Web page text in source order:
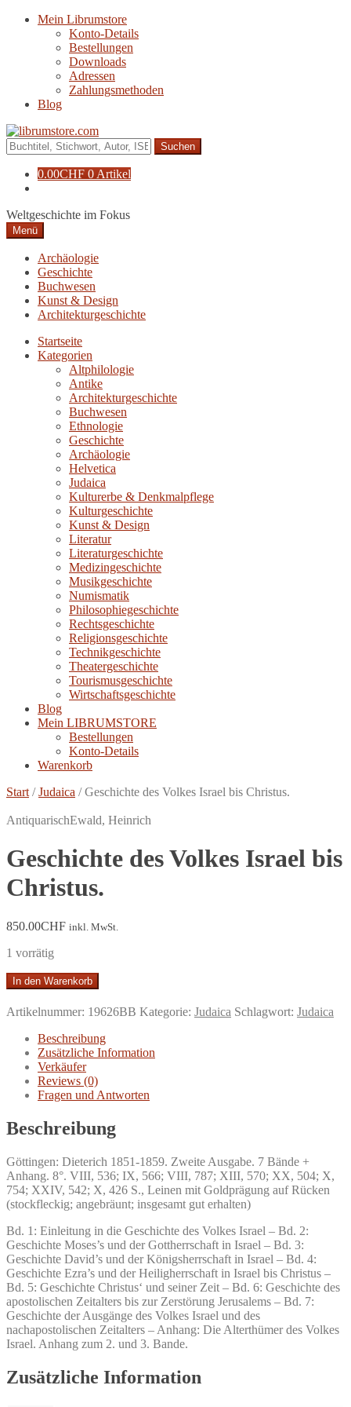
Navigation
Zum
Mein Librumstore
Konto-Details
Bestellungen
Downloads
Adressen
Zahlungsmethoden
Blog
Suche
nach:
0.00CHF 0 Artikel
Weltgeschichte im Fokus
Menü
Archäologie
Geschichte
Buchwesen
Kunst & Design
Architekturgeschichte
Startseite
Kategorien
Altphilologie
Antike
Architekturgeschichte
Buchwesen
Ethnologie
Geschichte
Archäologie
Helvetica
Judaica
Kulturerbe & Denkmalpflege
Kulturgeschichte
Kunst & Design
Literatur
Literaturgeschichte
Medizingeschichte
Musikgeschichte
Numismatik
Philosophiegeschichte
Rechtsgeschichte
Religionsgeschichte
Technikgeschichte
Theatergeschichte
Tourismusgeschichte
Wirtschaftsgeschichte
Blog
Mein LIBRUMSTORE
Bestellungen
Konto-Details
Warenkorb
Start /Judaica /Geschichte des Volkes Israel bis Christus.
AntiquarischEwald, Heinrich
Geschichte des Volkes Israel bis
Christus.
850.00CHF inkl. MwSt.
1 vorrätig
Geschichte
des
Volkes
Christus.
Menge
In den Warenkorb
Artikelnummer: 19626BB Kategorie: Judaica Schlagwort: Judaica
Beschreibung
Zusätzliche Information
Verkäufer
Reviews (0)
Fragen und Antworten
Beschreibung
Göttingen: Dieterich 1851-1859. Zweite Ausgabe. 7 Bände +
Anhang. 8°. VIII, 536; IX, 566; VIII, 787; XIII, 570; XX, 504; X,
754; XXIV, 542; X, 426 S., Leinen mit Goldprägung auf Rücken
(stockfleckig; angebräunt; insgesamt gut erhalten)
Bd. 1: Einleitung in die Geschichte des Volkes Israel – Bd. 2:
Geschichte Moses’s und der Gottherrschaft in Israel – Bd. 3:
Geschichte David’s und der Königsherrschaft in Israel – Bd. 4:
Geschichte Ezra’s und der Heiligherrschaft in Israel bis Christus –
Bd. 5: Geschichte Christus‘ und seiner Zeit – Bd. 6: Geschichte des
apostolischen Zeitalters bis zur Zerstörung Jerusalems – Bd. 7:
Geschichte der Ausgänge des Volkes Israel und des
nachapostolischen Zeitalters – Anhang: Die Alterthümer des Volkes
Israel. Anhang zum 2. und 3. Bande.
Zusätzliche Information